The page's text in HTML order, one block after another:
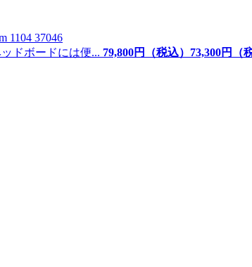
1104 37046
ドボードには便... 79,800円（税込） 73,300円（